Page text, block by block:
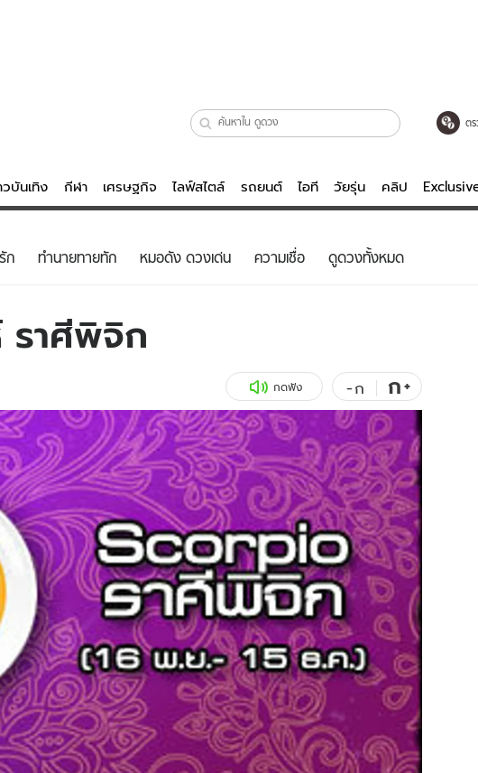
ตร
วบันเทิง กีฬา เศรษฐกิจ ไลฟ์สไตล์ รถยนต์ ไอที วัยรุ่น คลิป
ดวง - ตรวจหวย
ถิติหวยไทย
ไลฟ์สไตล์
รถยนต์
สุขภาพ
เที่ยว-กิน
Tasteful Thailand
Sanook Choice
คลิป
พอดแคสต์
ดูทีวี
WeTV
Exclusive
นิยาย
ติดตามสนุกโซเชียลได้ที่
) จำกัด
ก ทํานายทายทัก หมอดัง ดวงเด่น ความเชื่อ ดูดวงทั้งหมด
ราศีพิจิก
กดฟัง -ก ก+